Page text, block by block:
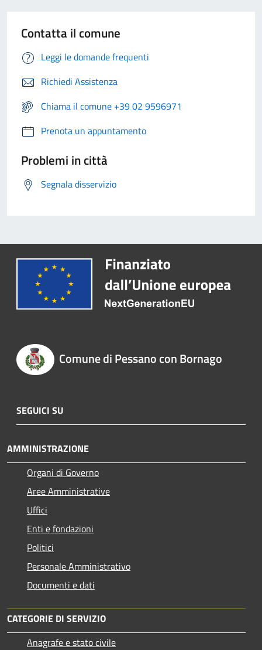
Contatta il comune
Leggi le domande frequenti
Richiedi Assistenza
Chiama il comune +39 02 9596971
Prenota un appuntamento
Problemi in città
Segnala disservizio
Comune di Pessano con Bornago
SEGUICI SU
AMMINISTRAZIONE
Organi di Governo
Aree Amministrative
Uffici
Enti e fondazioni
Politici
Personale Amministrativo
Documenti e dati
CATEGORIE DI SERVIZIO
Anagrafe e stato civile